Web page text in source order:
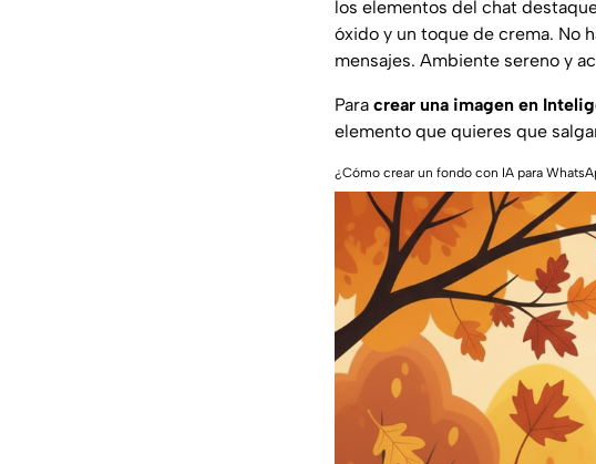
los elementos del chat
óxido y un toque de crema. No
mensajes. Ambiente sereno y
Para crear una imagen en
elemento que quieres que
¿Cómo crear un fondo con IA para